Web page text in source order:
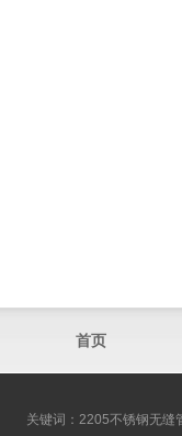
首页
关键词：2205不锈钢无缝